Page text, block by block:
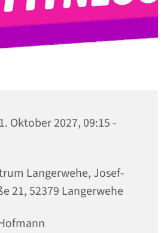
Oktober 2027, 09:15 -
Langerwehe, Josef-
21, 52379 Langerwehe